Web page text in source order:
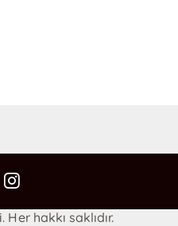
hakkı saklıdır.